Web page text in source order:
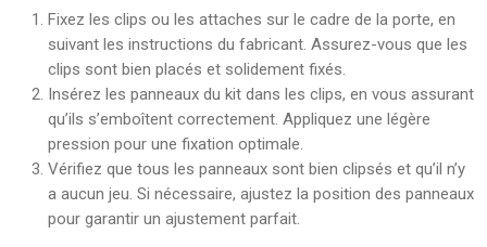
Fixez les clips ou les attaches sur le cadre de la porte, en
suivant les instructions du fabricant. Assurez-vous que les
clips sont bien placés et solidement fixés.
Insérez les panneaux du kit dans les clips, en vous assurant
qu’ils s’emboîtent correctement. Appliquez une légère
pression pour une fixation optimale.
Vérifiez que tous les panneaux sont bien clipsés et qu’il n’y
a aucun jeu. Si nécessaire, ajustez la position des panneaux
pour garantir un ajustement parfait.